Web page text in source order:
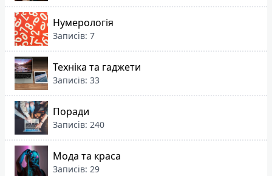
Нумерологія
Записів: 7
Техніка та гаджети
Записів: 33
Поради
Записів: 240
Мода та краса
Записів: 29